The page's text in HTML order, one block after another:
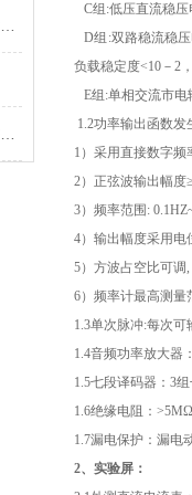
C组 :低压直流稳
D组 :双路稳流稳
负载稳定度<10 － 2
E组 :单相交流市电
1.2功率输出函数发
1 ）采用直接数字频
2）正弦波输出幅度
3）频率范围 :
4）输出幅度采用
5）方波占空比可调,
6）频率计最高测量
1.3单次脉冲:每次可
1.4音频功率放大器
1.5七段译码器： 3组
1.6绝缘电阻： >5MΩ
1.7漏电保护：漏电
2、实验屏：